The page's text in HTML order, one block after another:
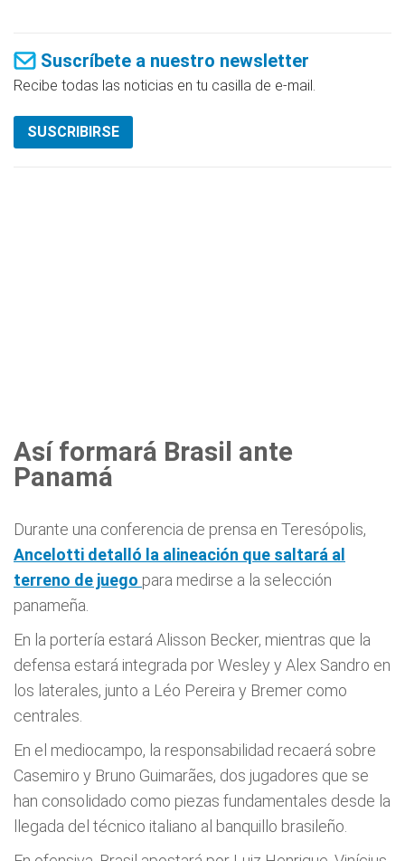
Suscríbete a nuestro newsletter
Recibe todas las noticias en tu casilla de e-mail.
SUSCRIBIRSE
Así formará Brasil ante
Panamá
Durante una conferencia de prensa en Teresópolis,
Ancelotti detalló la alineación que saltará al
terreno de juego para medirse a la selección
panameña.
En la portería estará Alisson Becker, mientras que la
defensa estará integrada por Wesley y Alex Sandro en
los laterales, junto a Léo Pereira y Bremer como
centrales.
En el mediocampo, la responsabilidad recaerá sobre
Casemiro y Bruno Guimarães, dos jugadores que se
han consolidado como piezas fundamentales desde la
llegada del técnico italiano al banquillo brasileño.